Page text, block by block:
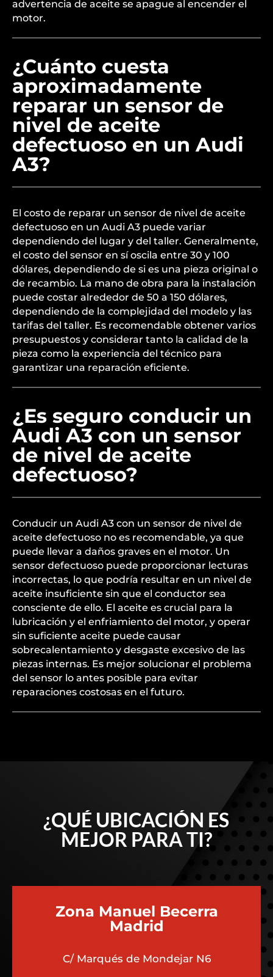
advertencia de aceite se apague al encender el
motor.
¿Cuánto cuesta
aproximadamente
reparar un sensor de
nivel de aceite
defectuoso en un Audi
A3?
El costo de reparar un sensor de nivel de aceite
defectuoso en un Audi A3 puede variar
dependiendo del lugar y del taller. Generalmente,
el costo del sensor en sí oscila entre 30 y 100
dólares, dependiendo de si es una pieza original o
de recambio. La mano de obra para la instalación
puede costar alrededor de 50 a 150 dólares,
dependiendo de la complejidad del modelo y las
tarifas del taller. Es recomendable obtener varios
presupuestos y considerar tanto la calidad de la
pieza como la experiencia del técnico para
garantizar una reparación eficiente.
¿Es seguro conducir un
Audi A3 con un sensor
de nivel de aceite
defectuoso?
Conducir un Audi A3 con un sensor de nivel de
aceite defectuoso no es recomendable, ya que
puede llevar a daños graves en el motor. Un
sensor defectuoso puede proporcionar lecturas
incorrectas, lo que podría resultar en un nivel de
aceite insuficiente sin que el conductor sea
consciente de ello. El aceite es crucial para la
lubricación y el enfriamiento del motor, y operar
sin suficiente aceite puede causar
sobrecalentamiento y desgaste excesivo de las
piezas internas. Es mejor solucionar el problema
del sensor lo antes posible para evitar
reparaciones costosas en el futuro.
¿QUÉ UBICACIÓN ES
MEJOR PARA TI?
Zona Manuel Becerra
Madrid
C/ Marqués de Mondejar N6